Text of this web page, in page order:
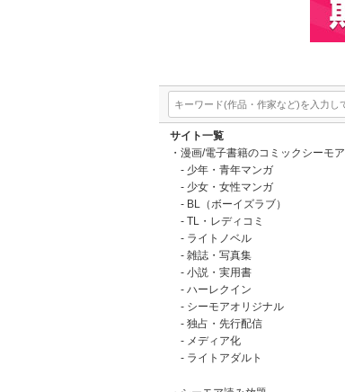
サイト一覧
漫画/電子書籍のコミックシーモア
少年・青年マンガ
少女・女性マンガ
BL（ボーイズラブ）
TL・レディコミ
ライトノベル
雑誌・写真集
小説・実用書
ハーレクイン
シーモアオリジナル
独占・先行配信
メディア化
ライトアダルト